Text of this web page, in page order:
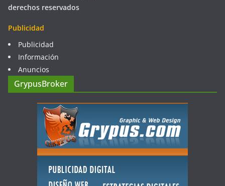
derechos reservados
Publicidad
Publicidad
Información
Anuncios
GrypusBroker